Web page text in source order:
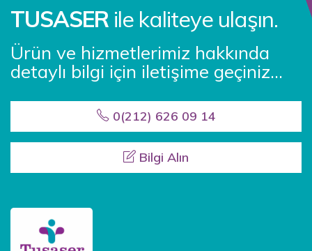
TUSASER ile kaliteye ulaşın.
Ürün ve hizmetlerimiz hakkında
detaylı bilgi için iletişime geçiniz...
0(212) 626 09 14
Bilgi Alın